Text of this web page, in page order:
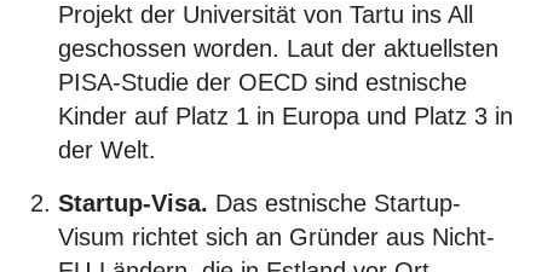
Projekt der Universität von Tartu ins All
geschossen worden. Laut der aktuellsten
PISA-Studie der OECD sind estnische
Kinder auf Platz 1 in Europa und Platz 3 in
der Welt.
Startup-Visa. Das estnische Startup-
Visum richtet sich an Gründer aus Nicht-